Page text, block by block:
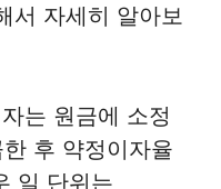
서 자세히 알아보
는 원금에 소정
후 약정이자율
일 단위는